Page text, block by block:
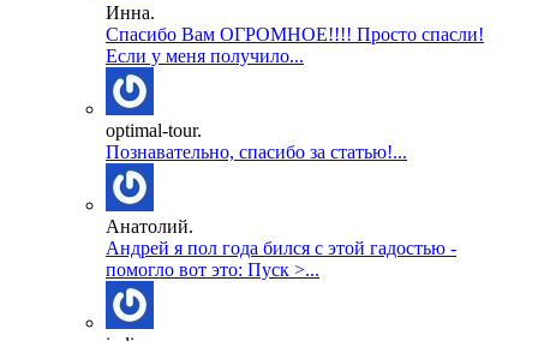
Инна.
Спасибо Вам ОГРОМНОЕ!!!! Просто спасли!
Если у меня получило...
optimal-tour.
Познавательно, спасибо за статью!...
Анатолий.
Андрей я пол года бился с этой гадостью -
помогло вот это: Пуск >...